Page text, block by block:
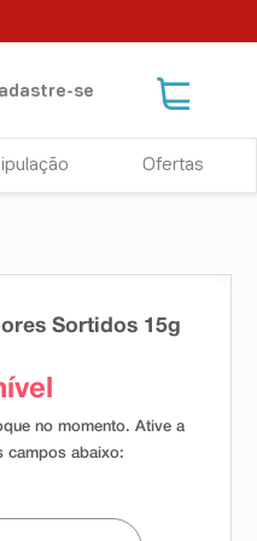
se
Ofertas
Sortidos 15g